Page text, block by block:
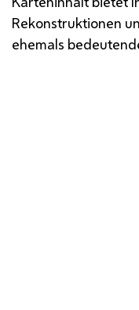
Rekonstruktionen
ehemals